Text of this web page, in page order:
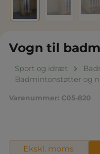
Vogn til
Sport og idræt
Badmintonstøtter og
Varenummer: C05-820
Ekskl. moms